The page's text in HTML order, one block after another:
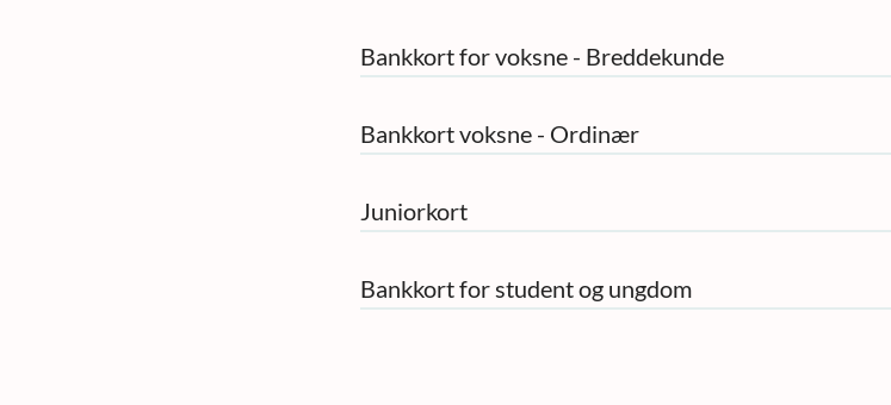
Bankkort for voksne - Breddekunde
Bankkort voksne - Ordinær
Juniorkort
Bankkort for student og ungdom